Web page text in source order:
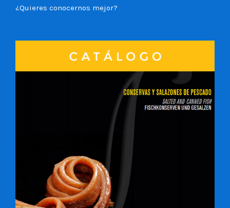
¿Quieres conocernos mejor?